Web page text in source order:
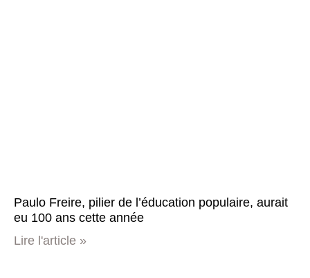
Paulo Freire, pilier de l’éducation populaire, aurait
eu 100 ans cette année
Lire l'article »